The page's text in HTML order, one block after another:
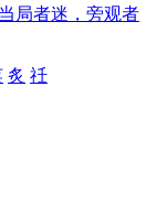
当局者迷，旁观者
炙 祍